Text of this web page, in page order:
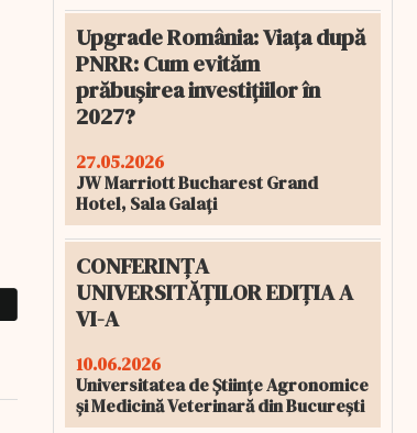
Upgrade România: Viața după
PNRR: Cum evităm
prăbușirea investițiilor în
2027?
27.05.2026
JW Marriott Bucharest Grand
Hotel, Sala Galați
CONFERINȚA
UNIVERSITĂȚILOR EDIȚIA A
VI-A
10.06.2026
Universitatea de Științe Agronomice
și Medicină Veterinară din București